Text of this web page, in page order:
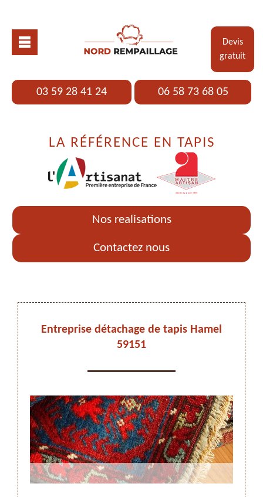
Devis
gratuit
03 59 28 41 24 06 58 73 68 05
LA RÉFÉRENCE EN TAPIS
Nos realisations
Contactez nous
Entreprise détachage de tapis Hamel
59151